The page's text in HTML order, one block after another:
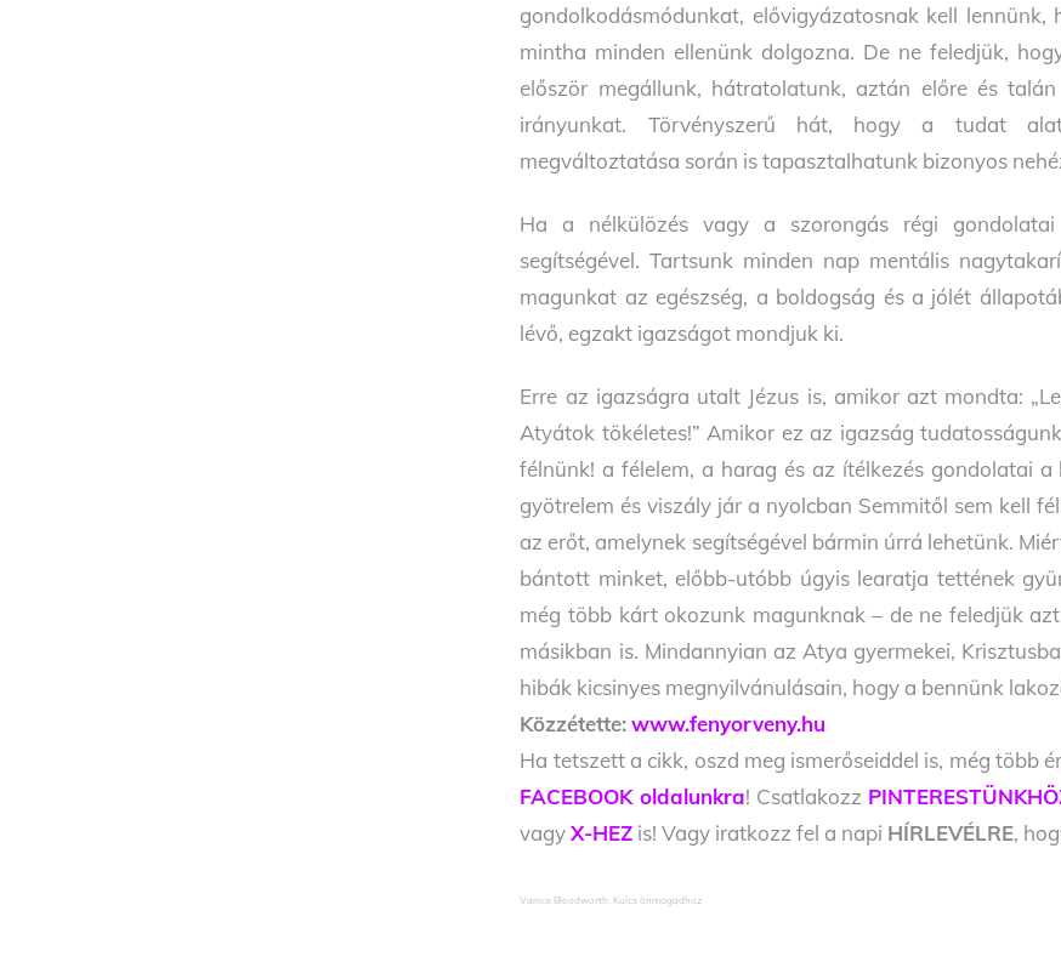
gondolkodásmódunkat, elővigyázatosnak kell
mintha minden ellenünk dolgozna. De ne feledjük,
először megállunk, hátratolatunk, aztán előre és
irányunkat. Törvényszerű hát, hogy a tudat
megváltoztatása során is tapasztalhatunk bizonyos
Ha a nélkülözés vagy a szorongás régi
segítségével. Tartsunk minden nap mentális
magunkat az egészség, a boldogság és a jólét
lévő, egzakt igazságot mondjuk ki.
Erre az igazságra utalt Jézus is, amikor azt mondta:
Atyátok tökéletes!” Amikor ez az igazság
félnünk! a félelem, a harag és az ítélkezés gondolatai a
gyötrelem és viszály jár a nyolcban Semmitől sem kell
az erőt, amelynek segítségével bármin úrrá lehetünk.
bántott minket, előbb-utóbb úgyis learatja tettének
még több kárt okozunk magunknak – de ne feledjük
másikban is. Mindannyian az Atya gyermekei,
hibák kicsinyes megnyilvánulásain, hogy a bennünk
Közzétette: www.fenyorveny.hu
Ha tetszett a cikk, oszd meg ismerőseiddel is, még több
FACEBOOK oldalunkra! Csatlakozz
vagyX-HEZ is! Vagy iratkozz fel a napi HÍRLEVÉLRE,
Vanice Bloodworth: Kulcs önmagadhoz